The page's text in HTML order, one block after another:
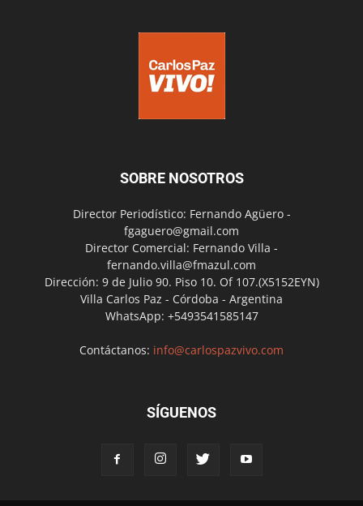
SOBRE NOSOTROS
Director Periodístico: Fernando Agüero -
fgaguero@gmail.com
Director Comercial: Fernando Villa -
fernando.villa@fmazul.com
Dirección: 9 de Julio 90. Piso 10. Of 107.(X5152EYN)
Villa Carlos Paz - Córdoba - Argentina
WhatsApp: +5493541585147
Contáctanos: info@carlospazvivo.com
SÍGUENOS